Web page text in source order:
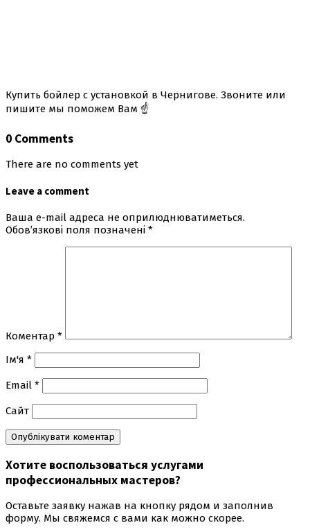
Купить бойлер с установкой в Чернигове. Звоните или
пишите мы поможем Вам ☝️
0 Comments
There are no comments yet
Leave a comment
Ваша e-mail адреса не оприлюднюватиметься.
Обов’язкові поля позначені *
Коментар *
Ім'я *
Email *
Сайт
Хотите воспользоваться услугами
профессиональных мастеров?
Оставьте заявку нажав на кнопку рядом и заполнив
форму. Мы свяжемся с вами как можно скорее.